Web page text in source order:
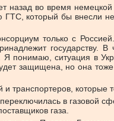
во время
который бы внесли
только с
государству.
ситуация в
защищена, но она
транспортеров, которые
в газовой
газа.